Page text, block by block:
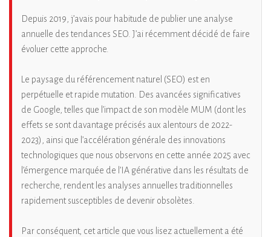
Depuis 2019, j’avais pour habitude de publier une analyse
annuelle des tendances SEO. J’ai récemment décidé de faire
évoluer cette approche.
Le paysage du référencement naturel (SEO) est en
perpétuelle et rapide mutation. Des avancées significatives
de Google, telles que l’impact de son modèle MUM (dont les
effets se sont davantage précisés aux alentours de 2022-
2023), ainsi que l’accélération générale des innovations
technologiques que nous observons en cette année 2025 avec
l’émergence marquée de l’IA générative dans les résultats de
recherche, rendent les analyses annuelles traditionnelles
rapidement susceptibles de devenir obsolètes.
Par conséquent, cet article que vous lisez actuellement a été